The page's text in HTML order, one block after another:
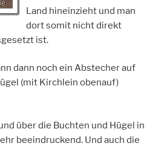
Land hineinzieht und man
dort somit nicht direkt
ist.
dann noch ein Abstecher auf
(mit Kirchlein obenauf)
über die Buchten und Hügel in
beeindruckend. Und auch die